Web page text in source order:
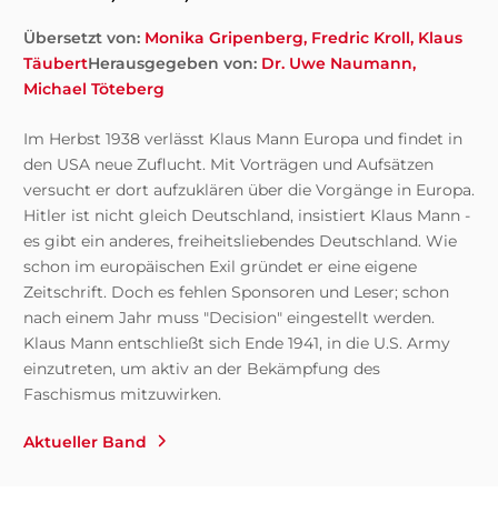
Übersetzt von: Monika Gripenberg Fredric Kroll Klaus
TäubertHerausgegeben von: Dr. Uwe Naumann
Michael Töteberg
Im Herbst 1938 verlässt Klaus Mann Europa und findet in
den USA neue Zuflucht. Mit Vorträgen und Aufsätzen
versucht er dort aufzuklären über die Vorgänge in Europa.
Hitler ist nicht gleich Deutschland, insistiert Klaus Mann -
es gibt ein anderes, freiheitsliebendes Deutschland. Wie
schon im europäischen Exil gründet er eine eigene
Zeitschrift. Doch es fehlen Sponsoren und Leser; schon
nach einem Jahr muss "Decision" eingestellt werden.
Klaus Mann entschließt sich Ende 1941, in die U.S. Army
einzutreten, um aktiv an der Bekämpfung des
Faschismus mitzuwirken.
Aktueller Band